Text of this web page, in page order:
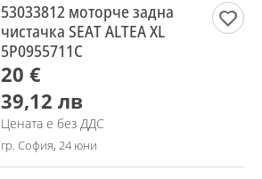
53033812 моторче задна
чистачка SEAT ALTEA XL
5P0955711C
20 €
39,12 лв
Цената е без ДДС
гр. София, 24 юни